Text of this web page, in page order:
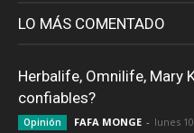
LO MÁS COMENTADO
Herbalife, Omnilife, Mary
confiables?
Opinión FAFA MONGE - lunes